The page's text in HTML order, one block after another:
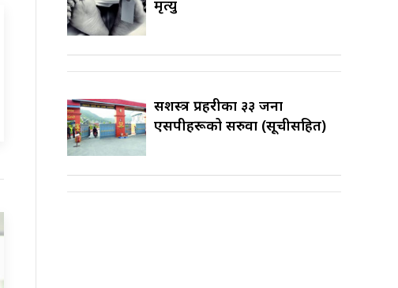
मृत्यु
सशस्त्र प्रहरीका ३३ जना
एसपीहरूको सरुवा (सूचीसहित)